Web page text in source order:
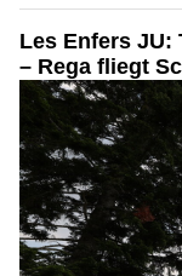
Les Enfers
– Rega fliegt